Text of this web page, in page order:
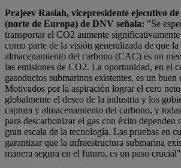
Prajeev Rasiah, vicepresidente ejecutivo
(norte de Europa) de DNV señala: "Se
transportar el CO2 aumente
como parte de la visión generalizada de que
almacenamiento del carbono (CAC) es un
las emisiones de CO2. La oportunidad, en el
gasoductos submarinos existentes, es un buen
Motivados por la aspiración lograr el cero
globalmente el deseo de la industria y los
captura y almacenamiento del carbono, y
para descarbonizar el gas con éxito dependen
gran escala de la tecnología. Las pruebas en
garantizar que la infraestructura submarina
manera segura en el futuro, es un paso